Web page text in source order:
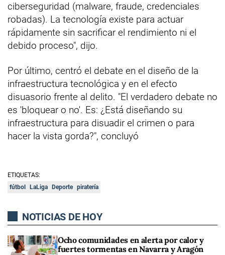
ciberseguridad (malware, fraude, credenciales
robadas). La tecnología existe para actuar
rápidamente sin sacrificar el rendimiento ni el
debido proceso", dijo.
Por último, centró el debate en el diseño de la
infraestructura tecnológica y en el efecto
disuasorio frente al delito. "El verdadero debate no
es 'bloquear o no'. Es: ¿Está diseñando su
infraestructura para disuadir el crimen o para
hacer la vista gorda?", concluyó
ETIQUETAS:
fútbol
LaLiga Deporte piratería
NOTICIAS DE HOY
Ocho comunidades en alerta por calor y
fuertes tormentas en Navarra y Aragón